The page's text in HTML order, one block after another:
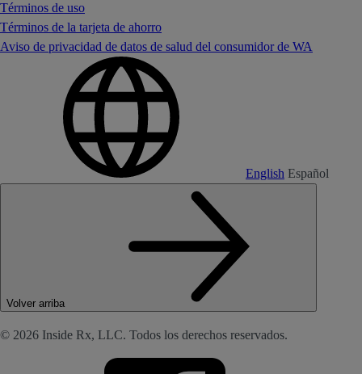
Términos de uso
Términos de la tarjeta de ahorro
Aviso de privacidad de datos de salud del consumidor de WA
English Español
Volver arriba
© 2026 Inside Rx, LLC. Todos los derechos reservados.